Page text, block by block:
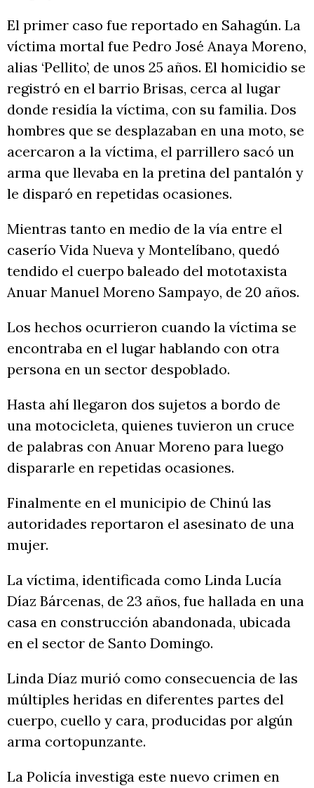
El primer caso fue reportado en Sahagún. La
víctima mortal fue Pedro José Anaya Moreno,
alias ‘Pellito’, de unos 25 años. El homicidio se
registró en el barrio Brisas, cerca al lugar
donde residía la víctima, con su familia. Dos
hombres que se desplazaban en una moto, se
acercaron a la víctima, el parrillero sacó un
arma que llevaba en la pretina del pantalón y
le disparó en repetidas ocasiones.
Mientras tanto en medio de la vía entre el
caserío Vida Nueva y Montelíbano, quedó
tendido el cuerpo baleado del mototaxista
Anuar Manuel Moreno Sampayo, de 20 años.
Los hechos ocurrieron cuando la víctima se
encontraba en el lugar hablando con otra
persona en un sector despoblado.
Hasta ahí llegaron dos sujetos a bordo de
una motocicleta, quienes tuvieron un cruce
de palabras con Anuar Moreno para luego
dispararle en repetidas ocasiones.
Finalmente en el municipio de Chinú las
autoridades reportaron el asesinato de una
mujer.
La víctima, identificada como Linda Lucía
Díaz Bárcenas, de 23 años, fue hallada en una
casa en construcción abandonada, ubicada
en el sector de Santo Domingo.
Linda Díaz murió como consecuencia de las
múltiples heridas en diferentes partes del
cuerpo, cuello y cara, producidas por algún
arma cortopunzante.
La Policía investiga este nuevo crimen en